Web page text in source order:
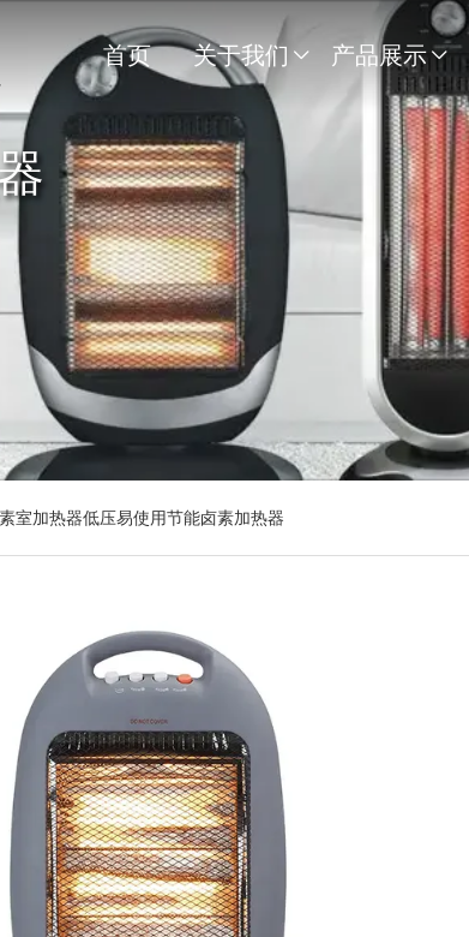
首页 关于我们  产品展示 
室加热器低压易使用节能卤素加热器